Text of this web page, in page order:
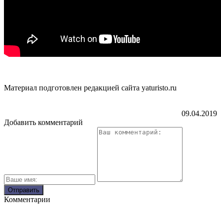
Материал подготовлен редакцией сайта yaturisto.ru
09.04.2019
Добавить комментарий
Комментарии